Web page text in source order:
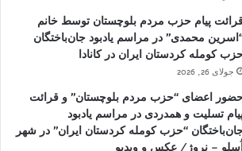
پیام حزب مردم بلوچستان توسط خانم
محمدی” در مراسم یادبود جان‌باختگان
کومله کردستان ایران در کانادا
جولای 26, 2026
اعضای “حزب مردم بلوچستان” و قرائت
تسلیت و همدردی در مراسم یادبود
“حزب کومله کردستان ایران” در شهر
– نروژ/ عکس و ویدیو